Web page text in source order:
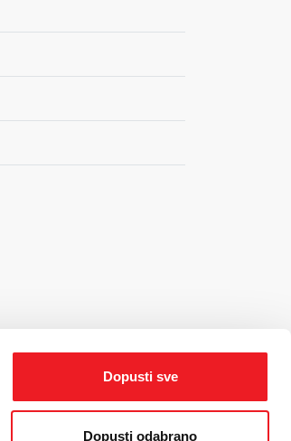
Dopusti sve
Dopusti odabrano